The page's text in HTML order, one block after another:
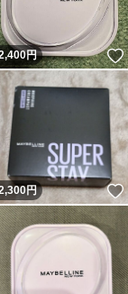
いね！
円
いね！
円